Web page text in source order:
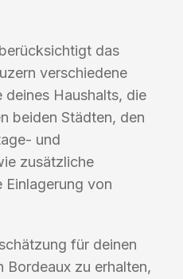
das
verschiedene
deines Haushalts, die
beiden Städten, den
und
zusätzliche
Einlagerung von
für deinen
Bordeaux zu erhalten,